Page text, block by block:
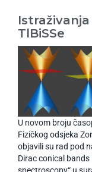
TlBiSSe
U novom broju
Fizičkog odsjeka
objavili su rad pod
Dirac conical bands